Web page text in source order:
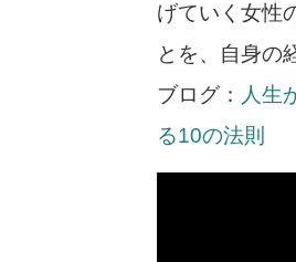
げていく女性
とを、自身の
ブログ： 人生
る10の法則